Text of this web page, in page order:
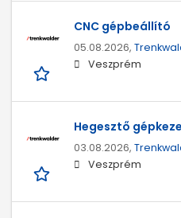
CNC gépbeállító
05.08.2026,
Veszprém
Hegesztő
03.08.2026,
Veszprém